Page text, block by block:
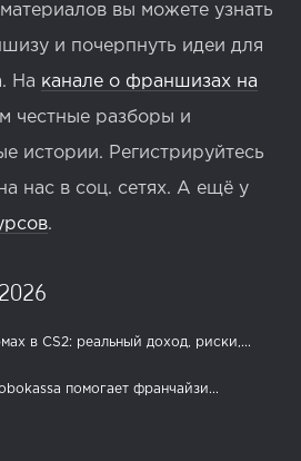
вы можете узнать
и почерпнуть идеи для
На канале о франшизах на
честные разборы и
истории. Регистрируйтесь
нас в соц. сетях. А ещё у
.
в CS2: реальный доход, риски,...
помогает франчайзи...